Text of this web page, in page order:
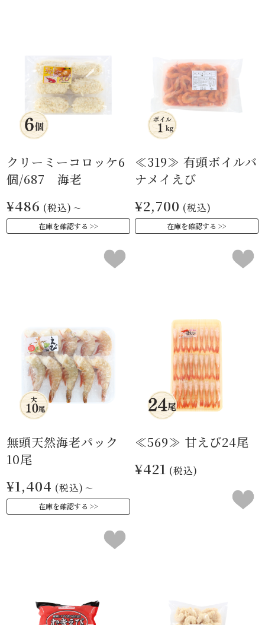
クリーミーコロッケ6
個/687 海老
¥486 (税込) ～
在庫を確認する
≪319≫ 有頭ボイルバ
ナメイえび
¥2,700 (税込)
在庫を確認する
無頭天然海老パック
10尾
¥1,404 (税込) ～
在庫を確認する
≪569≫ 甘えび24尾
¥421 (税込)